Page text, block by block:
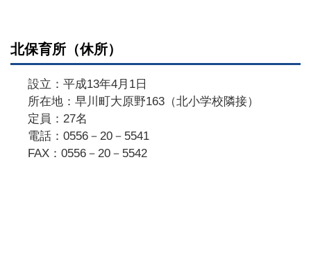
北保育所（休所）
設立：平成13年4月1日
所在地：早川町大原野163（北小学校隣接）
定員：27名
電話：0556－20－5541
FAX：0556－20－5542